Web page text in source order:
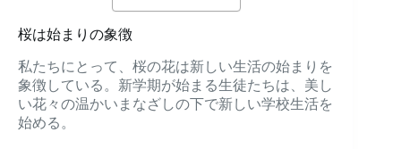
桜は始まりの象徴
私たちにとって、桜の花は新しい生活の始まりを
象徴している。新学期が始まる生徒たちは、美し
い花々の温かいまなざしの下で新しい学校生活を
始める。